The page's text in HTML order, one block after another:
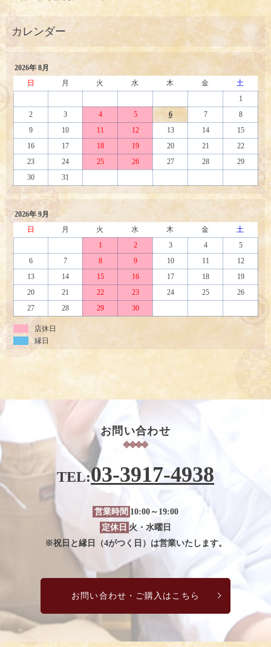
2026年 8月
日
月 火 水 木 金
土
1
2
3 4 5 6 7
8
9
10 11 12 13 14
15
16
17 18 19 20 21
22
23
24 25 26 27 28
29
30
31
2026年 9月
日
月 火 水 木 金
土
1
2 3 4
5
6
7 8 9 10 11
12
13
14 15 16 17 18
19
20
21 22 23 24 25
26
27
28 29 30
店休日
縁日
お問い合わせ
TEL:03-3917-4938
営業時間 10:00～19:00
定休日 火・水曜日
※祝日と縁日（4がつく日）は営業いたします。
お問い合わせ・ご購入はこちら